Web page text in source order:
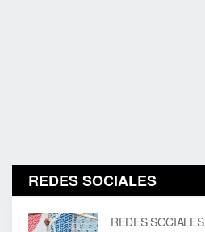
REDES SOCIALES
REDES SOCIALES